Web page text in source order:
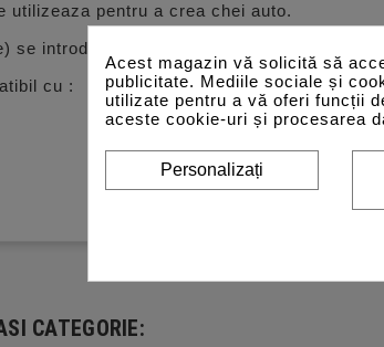
utilizeaza pentru a crea chei auto.
se introduce in interiorul unei chei auto si se
cu :
CATEGORIE:
Acest magazin vă solicită să
publicitate. Mediile sociale și
utilizate pentru a vă oferi funcții
aceste cookie-uri și procesarea
Personalizați